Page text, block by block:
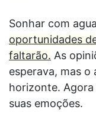
Sonhar com
oportunidades
faltarão. As
esperava, mas o
horizonte.
suas emoções.